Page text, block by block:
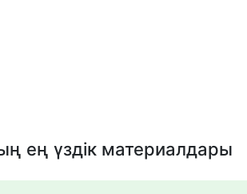
ең үздік материалдары